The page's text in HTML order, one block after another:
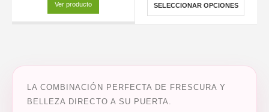
Ver producto SELECCIONAR OPCIONES
LA COMBINACIÓN PERFECTA DE FRESCURA Y
BELLEZA DIRECTO A SU PUERTA.